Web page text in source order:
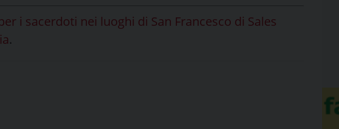
i sacerdoti nei luoghi di San Francesco di Sales
.